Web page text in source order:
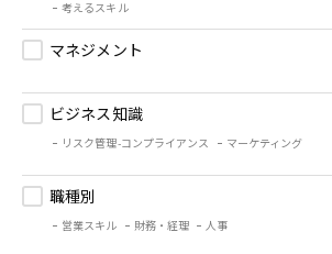
考えるスキル
マネジメント
ビジネス知識
リスク管理-コンプライアンス マーケティング
職種別
営業スキル 財務・経理 人事